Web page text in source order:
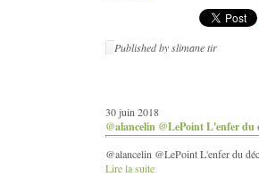
Published by slimane tir
30 juin 2018
@alancelin @LePoint L'enfer du
@alancelin @LePoint L'enfer du
Lire la suite